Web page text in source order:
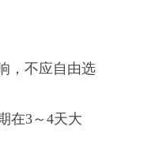
，不应自由选
在3～4天大